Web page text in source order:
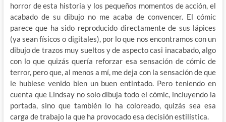
horror de esta historia y los pequeños momentos de acción, el
acabado de su dibujo no me acaba de convencer. El cómic
parece que ha sido reproducido directamente de sus lápices
(ya sean físicos o digitales), por lo que nos encontramos con un
dibujo de trazos muy sueltos y de aspecto casi inacabado, algo
con lo que quizás quería reforzar esa sensación de cómic de
terror, pero que, al menos a mí, me deja con la sensación de que
le hubiese venido bien un buen entintado. Pero teniendo en
cuenta que Lindsay no solo dibuja todo el cómic, incluyendo la
portada, sino que también lo ha coloreado, quizás sea esa
carga de trabajo la que ha provocado esa decisión estilística.